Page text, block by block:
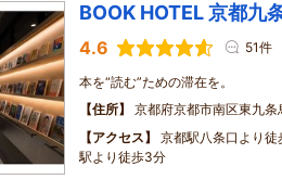
BOOK HOTEL 京都九
4.6 51件
本を“読む”ための滞在を。
住所
京都府京都市南区東九条
アクセス
京都駅八条口より
駅より徒歩3分